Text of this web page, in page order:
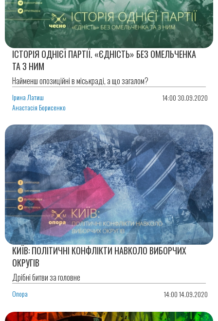
ІСТОРІЯ ОДНІЄЇ ПАРТІЇ. «ЄДНІСТЬ» БЕЗ ОМЕЛЬЧЕНКА
ТА З НИМ
Найменш опозиційні в міськраді, а що загалом?
Ірина Латиш
Анастасія Борисенко
14:00 30.09.2020
КИЇВ: ПОЛІТИЧНІ КОНФЛІКТИ НАВКОЛО ВИБОРЧИХ
ОКРУГІВ
Дрібні битви за головне
Опора 14:00 14.09.2020